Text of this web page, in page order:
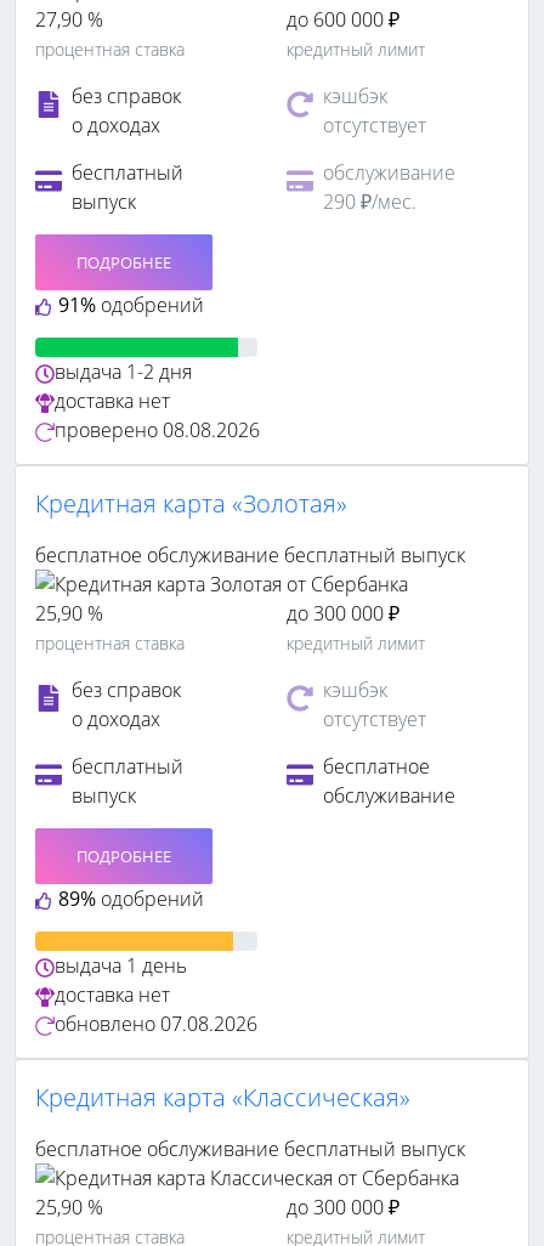
27,90 %
процентная ставка
до 600 000 ₽
кредитный лимит
без справок
о доходах
кэшбэк
отсутствует
бесплатный
выпуск
обслуживание
290 ₽/мес.
91% одобрений
ПОДРОБНЕЕ
выдача 1-2 дня
доставка нет
проверено 08.08.2026
Кредитная карта «Золотая»
бесплатное обслуживание бесплатный выпуск
25,90 %
процентная ставка
до 300 000 ₽
кредитный лимит
без справок
о доходах
кэшбэк
отсутствует
бесплатный
выпуск
бесплатное
обслуживание
89% одобрений
ПОДРОБНЕЕ
выдача 1 день
доставка нет
обновлено 07.08.2026
Кредитная карта «Классическая»
бесплатное обслуживание бесплатный выпуск
25,90 %
процентная ставка
до 300 000 ₽
кредитный лимит